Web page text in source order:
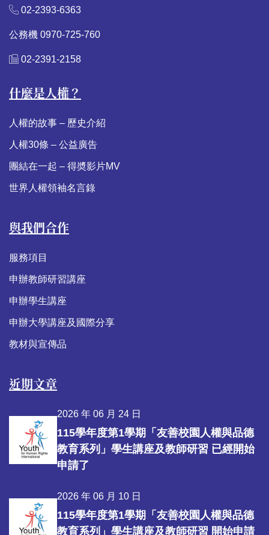
02-2393-6363
公務機 0970-725-760
02-2391-2158
什麼是人權？
人權的故事 – 歷史介紹
人權30條 – 公益廣告
團結在一起 – 得奬影片MV
世界人權領袖名言錄
與我們合作
服務項目
申辦教師研習講座
申辦學生講座
申辦大學講座及國際分享
教材與宣傳品
近期文章
2026 年 06 月 24 日
115學年度第1學期「友善校園人權與品德
教育系列」學生講座及教師研習 已經開始
申請了
2026 年 06 月 10 日
115學年度第1學期「友善校園人權與品德
教育系列」學生講座及教師研習 開始申請